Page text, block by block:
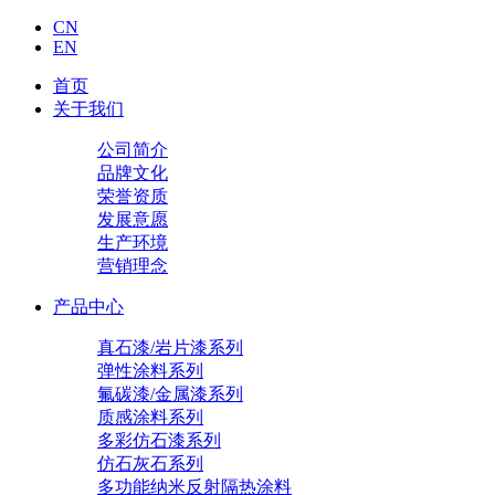
CN
EN
首页
关于我们
公司简介
品牌文化
荣誉资质
发展意愿
生产环境
营销理念
产品中心
真石漆/岩片漆系列
弹性涂料系列
氟碳漆/金属漆系列
质感涂料系列
多彩仿石漆系列
仿石灰石系列
多功能纳米反射隔热涂料